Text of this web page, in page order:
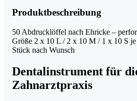
Größe
2
10
L
/
10
M
Produktbeschreibung
50 Abdrucklöffel nach Ehricke –
Größe 2 x 10 L / 2 x 10 M / 1 x 10 S
Stück nach Wunsch
Dentalinstrument für
Zahnarztpraxis